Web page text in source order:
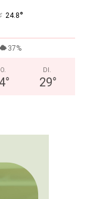
24.8°
37%
°
DI.
29°